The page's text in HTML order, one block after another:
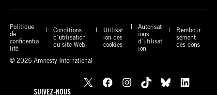
Politique
de
confidentia
lité
Conditions
d’utilisation
du site Web
Utilisat
ion des
cookies
Autorisat
ions
d’utilisat
ion
Rembour
sement
des dons
© 2026 Amnesty International
SUIVEZ-NOUS
X Facebook Instagram TikTok Bluesky
LinkedIn